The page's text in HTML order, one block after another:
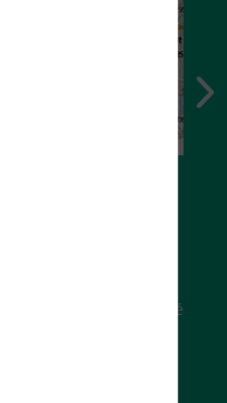
de
carte du relief,
le fond de carte adapté